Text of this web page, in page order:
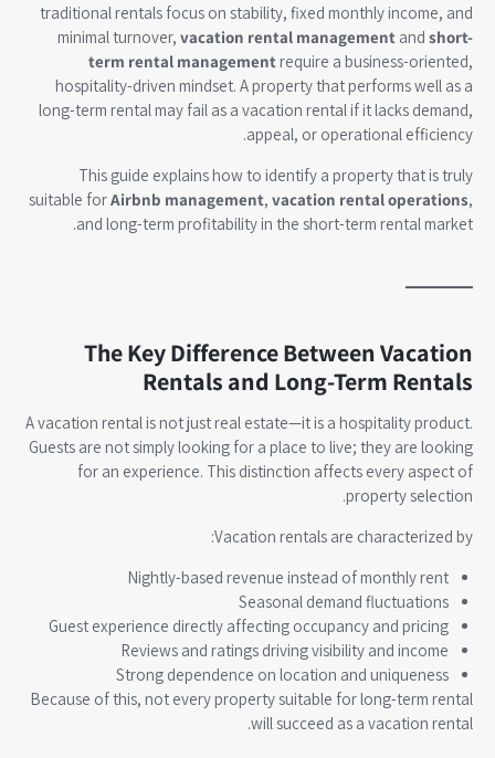
traditional rentals focus on stability, fixed monthly income, and
minimal turnover, vacation rental management and short-
term rental managementrequire a business-oriented,
hospitality-driven mindset. A property that performs well as a
long-term rental may fail as a vacation rental if it lacks demand,
appeal, or operational efficiency.
This guide explains how to identify a property that is truly
suitable forAirbnb management, vacation rental operations,
and long-term profitability in the short-term rental market.
The Key Difference Between Vacation
Rentals and Long-Term Rentals
A vacation rental is not just real estate—it is a hospitality product.
Guests are not simply looking for a place to live; they are looking
for an experience. This distinction affects every aspect of
property selection.
Vacation rentals are characterized by:
Nightly-based revenue instead of monthly rent
Seasonal demand fluctuations
Guest experience directly affecting occupancy and pricing
Reviews and ratings driving visibility and income
Strong dependence on location and uniqueness
Because of this, not every property suitable for long-term rental
will succeed as a vacation rental.